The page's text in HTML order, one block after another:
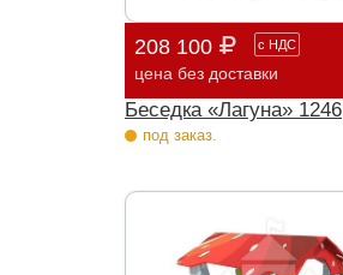
208 100 с НДС
цена без доставки
Беседка «Лагуна» 1246
под заказ.